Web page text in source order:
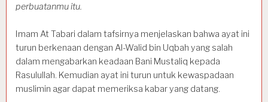
perbuatanmu itu.
Imam At Tabari dalam tafsirnya menjelaskan bahwa ayat ini
turun berkenaan dengan Al-Walid bin Uqbah yang salah
dalam mengabarkan keadaan Bani Mustaliq kepada
Rasulullah. Kemudian ayat ini turun untuk kewaspadaan
muslimin agar dapat memeriksa kabar yang datang.